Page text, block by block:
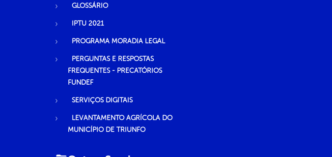
GLOSSÁRIO
IPTU 2021
PROGRAMA MORADIA LEGAL
PERGUNTAS E RESPOSTAS
FREQUENTES - PRECATÓRIOS
FUNDEF
SERVIÇOS DIGITAIS
LEVANTAMENTO AGRÍCOLA DO
MUNICÍPIO DE TRIUNFO